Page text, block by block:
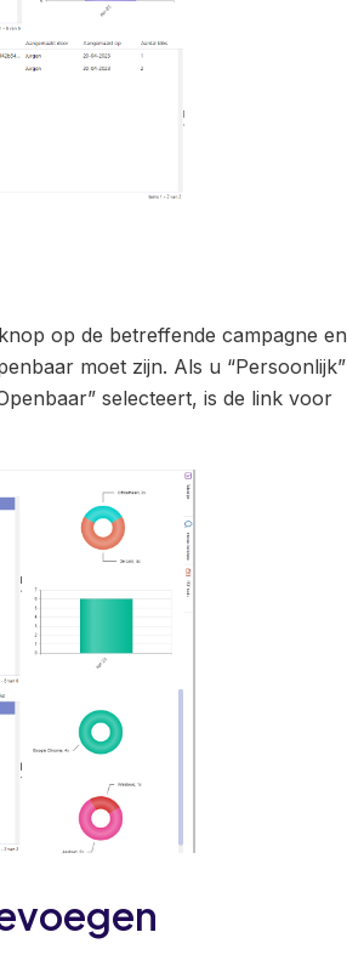
op de betreffende campagne en
moet zijn. Als u “Persoonlijk”
selecteert, is de link voor